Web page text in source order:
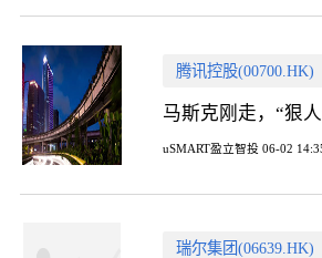
腾讯控股(00700.HK)
马斯克刚走，“狠
uSMART盈立智投 06-02
瑞尔集团(06639.HK)